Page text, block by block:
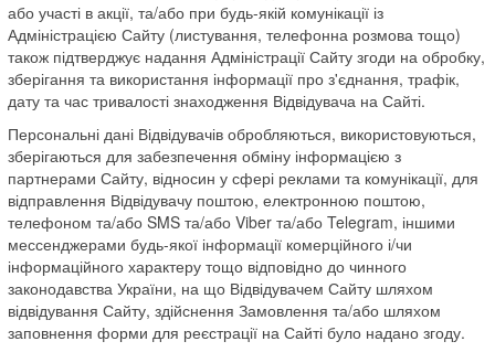
або участі в акції, та/або при будь-якій комунікації із
Адміністрацією Сайту (листування, телефонна розмова тощо)
також підтверджує надання Адміністрації Сайту згоди на обробку,
зберігання та використання інформації про з'єднання, трафік,
дату та час тривалості знаходження Відвідувача на Сайті.
Персональні дані Відвідувачів обробляються, використовуються,
зберігаються для забезпечення обміну інформацією з
партнерами Сайту, відносин у сфері реклами та комунікації, для
відправлення Відвідувачу поштою, електронною поштою,
телефоном та/або SMS та/або Viber та/або Telegram, іншими
мессенджерами будь-якої інформації комерційного і/чи
інформаційного характеру тощо відповідно до чинного
законодавства України, на що Відвідувачем Сайту шляхом
відвідування Сайту, здійснення Замовлення та/або шляхом
заповнення форми для реєстрації на Сайті було надано згоду.